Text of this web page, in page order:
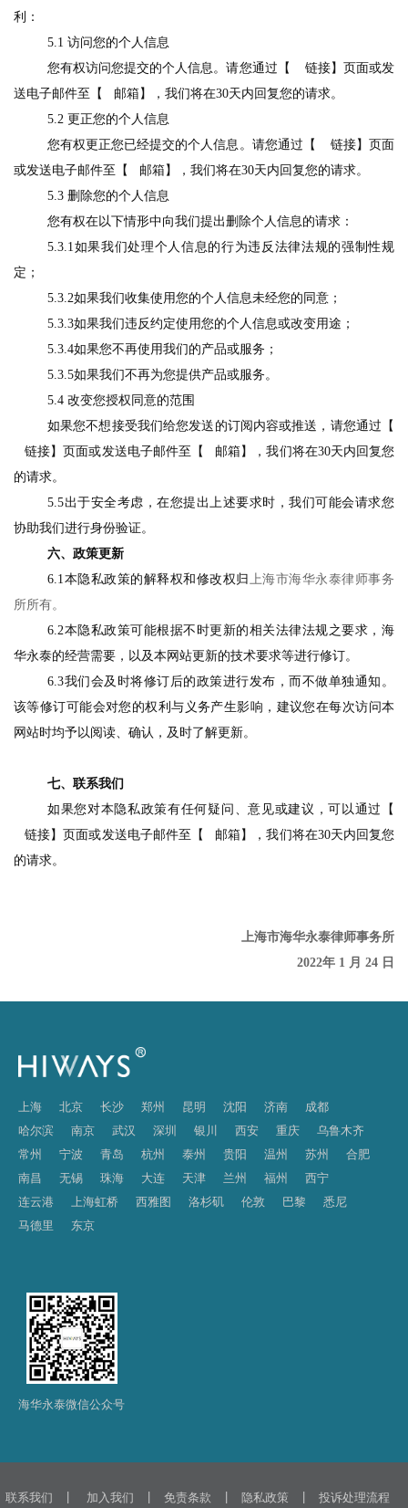
利：
5.1 访问您的个人信息
您有权访问您提交的个人信息。请您通过【
链接】页面或发
送电子邮件至【
邮箱】，我们将在30天内回复您的请求。
5.2 更正您的个人信息
您有权更正您已经提交的个人信息。请您通过【
链接】页面
或发送电子邮件至【
邮箱】，我们将在30天内回复您的请求。
5.3 删除您的个人信息
您有权在以下情形中向我们提出删除个人信息的请求：
5.3.1如果我们处理个人信息的行为违反法律法规的强制性规
定；
5.3.2如果我们收集使用您的个人信息未经您的同意；
5.3.3如果我们违反约定使用您的个人信息或改变用途；
5.3.4如果您不再使用我们的产品或服务；
5.3.5如果我们不再为您提供产品或服务。
5.4 改变您授权同意的范围
如果您不想接受我们给您发送的订阅内容或推送，请您通过【
链接】页面或发送电子邮件至【
邮箱】，我们将在30天内回复您
的请求。
5.5出于安全考虑，在您提出上述要求时，我们可能会请求您
协助我们进行身份验证。
六、政策更新
6.1本隐私政策的解释权和修改权归 上海市海华永泰律师事务
所所有。
6.2本隐私政策可能根据不时更新的相关法律法规之要求，海
华永泰的经营需要，以及本网站更新的技术要求等进行修订。
6.3我们会及时将修订后的政策进行发布，而不做单独通知。
该等修订可能会对您的权利与义务产生影响，建议您在每次访问本
网站时均予以阅读、确认，及时了解更新。
七、联系我们
如果您对本隐私政策有任何疑问、意见或建议，可以通过【
链接】页面或发送电子邮件至【
邮箱】，我们将在30天内回复您
的请求。
上海市海华永泰律师事务所
2022年 1 月 24 日
上海 北京 长沙 郑州 昆明 沈阳 济南
成都
哈尔滨
南京 武汉 深圳 银川 西安 重庆
乌鲁木齐
常州
宁波 青岛 杭州 泰州 贵阳 温州 苏州
合肥
南昌
无锡 珠海 大连 天津 兰州 福州
西宁
连云港
上海虹桥 西雅图 洛杉矶 伦敦 巴黎
悉尼
马德里
东京
海华永泰微信公众号
联系我们 加入我们 免责条款 隐私政策 投诉处理流程